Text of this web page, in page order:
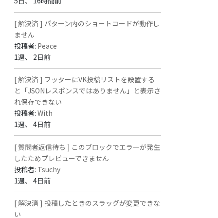
[ 解決済 ] パターン内のショートコードが動作し
ません
投稿者: Peace
1週、 2日前
[ 解決済 ] フッターにVK投稿リストを設置する
と「JSONレスポンスではありません」と表示さ
れ保存できない
投稿者:With
1週、 4日前
[ 質問者返信待ち ] このブロックでエラーが発生
したためプレビューできません
投稿者: Tsuchy
1週、 4日前
[ 解決済 ] 投稿したときのスラッグが変更できな
い